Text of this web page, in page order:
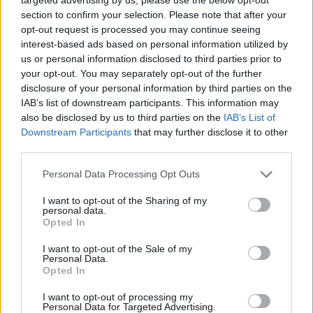
section to confirm your selection. Please note that after your
opt-out request is processed you may continue seeing
interest-based ads based on personal information utilized by
us or personal information disclosed to third parties prior to
your opt-out. You may separately opt-out of the further
disclosure of your personal information by third parties on the
IAB’s list of downstream participants. This information may
also be disclosed by us to third parties on the IAB’s List of
Downstream Participants that may further disclose it to other
Please note that this website/app uses one or more Google
not limited to your visit or usage behaviour. You may click to
grant or deny consent to Google and its third-party tags to
use your data for below specified purposes in below Google
consent section.
Personal Data Processing Opt Outs
I want to opt-out of the Sharing of my
personal data.
Opted In
I want to opt-out of the Sale of my
Personal Data.
Opted In
I want to opt-out of processing my
Personal Data for Targeted Advertising.